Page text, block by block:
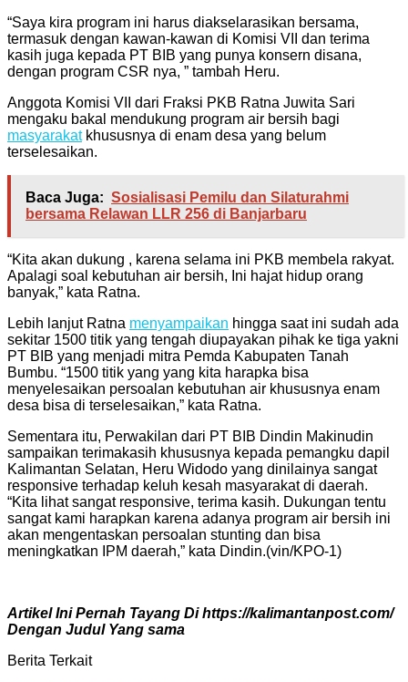
“Saya kira program ini harus diakselarasikan bersama,
termasuk dengan kawan-kawan di Komisi VII dan terima
kasih juga kepada PT BIB yang punya konsern disana,
dengan program CSR nya, ” tambah Heru.
Anggota Komisi VII dari Fraksi PKB Ratna Juwita Sari
mengaku bakal mendukung program air bersih bagi
masyarakatkhususnya di enam desa yang belum
terselesaikan.
Baca Juga: Sosialisasi Pemilu dan Silaturahmi
bersama Relawan LLR 256 di Banjarbaru
“Kita akan dukung , karena selama ini PKB membela rakyat.
Apalagi soal kebutuhan air bersih, Ini hajat hidup orang
banyak,” kata Ratna.
Lebih lanjut Ratna menyampaikan hingga saat ini sudah ada
sekitar 1500 titik yang tengah diupayakan pihak ke tiga yakni
PT BIB yang menjadi mitra Pemda Kabupaten Tanah
Bumbu. “1500 titik yang yang kita harapka bisa
menyelesaikan persoalan kebutuhan air khususnya enam
desa bisa di terselesaikan,” kata Ratna.
Sementara itu, Perwakilan dari PT BIB Dindin Makinudin
sampaikan terimakasih khususnya kepada pemangku dapil
Kalimantan Selatan, Heru Widodo yang dinilainya sangat
responsive terhadap keluh kesah masyarakat di daerah.
“Kita lihat sangat responsive, terima kasih. Dukungan tentu
sangat kami harapkan karena adanya program air bersih ini
akan mengentaskan persoalan stunting dan bisa
meningkatkan IPM daerah,” kata Dindin.(vin/KPO-1)
Artikel Ini Pernah Tayang Di https://kalimantanpost.com/
Dengan Judul Yang sama
Berita Terkait